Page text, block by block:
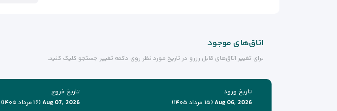
اتاق‌های موجود
برای تغییر اتاق‌های قابل رزرو در تاریخ مورد نظر روی دکمه تغییر جستجو کلیک کنید.
تاریخ ورود
Aug 06, 2026 (۱۵ مرداد ۱۴۰۵)
تاریخ خروج
Aug 07, 2026 (۱۶ مرداد ۱۴۰۵)